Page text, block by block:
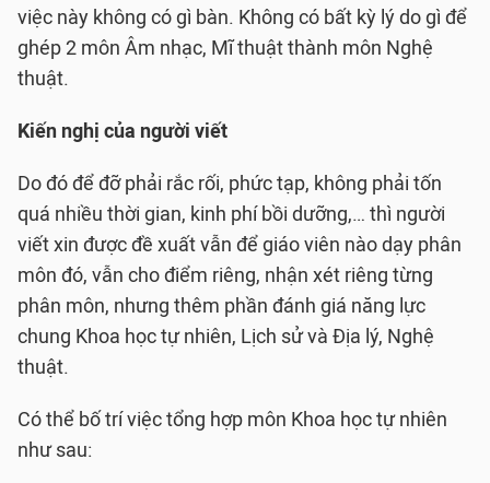
việc này không có gì bàn. Không có bất kỳ lý do gì để
ghép 2 môn Âm nhạc, Mĩ thuật thành môn Nghệ
thuật.
Kiến nghị của người viết
Do đó để đỡ phải rắc rối, phức tạp, không phải tốn
quá nhiều thời gian, kinh phí bồi dưỡng,… thì người
viết xin được đề xuất vẫn để giáo viên nào dạy phân
môn đó, vẫn cho điểm riêng, nhận xét riêng từng
phân môn, nhưng thêm phần đánh giá năng lực
chung Khoa học tự nhiên, Lịch sử và Địa lý, Nghệ
thuật.
Có thể bố trí việc tổng hợp môn Khoa học tự nhiên
như sau: